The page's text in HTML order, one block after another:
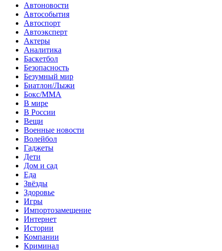
Автоновости
Автособытия
Автоспорт
Автоэксперт
Актеры
Аналитика
Баскетбол
Безопасность
Безумный мир
Биатлон/Лыжи
Бокс/MMA
В мире
В России
Вещи
Военные новости
Волейбол
Гаджеты
Дети
Дом и сад
Еда
Звёзды
Здоровье
Игры
Импортозамещение
Интернет
Истории
Компании
Криминал